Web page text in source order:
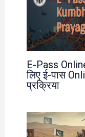
E-Pass
लिए ई-पास
प्रक्रिया